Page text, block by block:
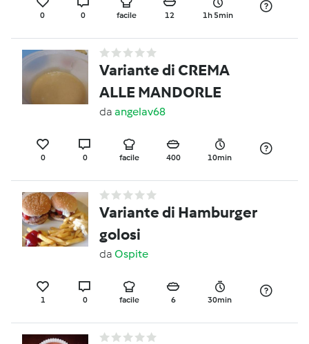
0 0 facile 12 1h 5min
Variante di CREMA
ALLE MANDORLE
da angelav68
0 0 facile 400 10min
Variante di Hamburger
golosi
da Ospite
1 0 facile 6 30min